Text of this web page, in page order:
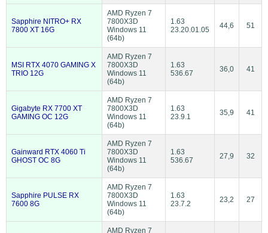
Sapphire NITRO+ RX
7800 XT 16G
AMD Ryzen 7
7800X3D
Windows 11
(64b)
1.63
23.20.01.05
44,6 51
MSI RTX 4070 GAMING X
TRIO 12G
AMD Ryzen 7
7800X3D
Windows 11
(64b)
1.63
536.67
36,0 41
Gigabyte RX 7700 XT
GAMING OC 12G
AMD Ryzen 7
7800X3D
Windows 11
(64b)
1.63
23.9.1
35,9 41
Gainward RTX 4060 Ti
GHOST OC 8G
AMD Ryzen 7
7800X3D
Windows 11
(64b)
1.63
536.67
27,9 32
Sapphire PULSE RX
7600 8G
AMD Ryzen 7
7800X3D
Windows 11
(64b)
1.63
23.7.2
23,2 27
AMD Ryzen 7